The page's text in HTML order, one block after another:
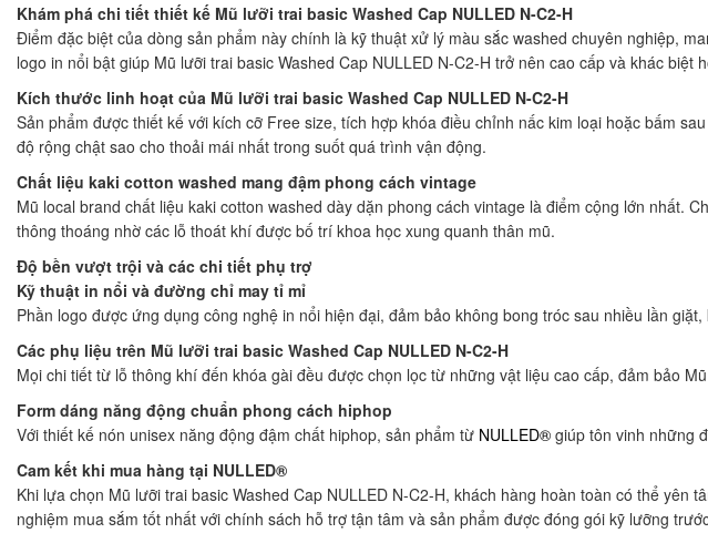
Khám phá chi tiết thiết kế Mũ lưỡi trai basic Washed Cap NULLED N-C2-H
Điểm đặc biệt của dòng sản phẩm này chính là kỹ thuật xử lý màu sắc washed chuyên nghiệp,
logo in nổi bật giúp Mũ lưỡi trai basic Washed Cap NULLED N-C2-H trở nên cao cấp và khác
Kích thước linh hoạt của Mũ lưỡi trai basic Washed Cap NULLED N-C2-H
Sản phẩm được thiết kế với kích cỡ Free size, tích hợp khóa điều chỉnh nấc kim loại hoặc bấm
độ rộng chật sao cho thoải mái nhất trong suốt quá trình vận động.
Chất liệu kaki cotton washed mang đậm phong cách vintage
Mũ local brand chất liệu kaki cotton washed dày dặn phong cách vintage là điểm cộng lớn nhất.
thông thoáng nhờ các lỗ thoát khí được bố trí khoa học xung quanh thân mũ.
Độ bền vượt trội và các chi tiết phụ trợ
Kỹ thuật in nổi và đường chỉ may tỉ mỉ
Phần logo được ứng dụng công nghệ in nổi hiện đại, đảm bảo không bong tróc sau nhiều lần
Các phụ liệu trên Mũ lưỡi trai basic Washed Cap NULLED N-C2-H
Mọi chi tiết từ lỗ thông khí đến khóa gài đều được chọn lọc từ những vật liệu cao cấp, đảm bảo
Form dáng năng động chuẩn phong cách hiphop
Với thiết kế nón unisex năng động đậm chất hiphop, sản phẩm từ NULLED® giúp tôn vinh những
Cam kết khi mua hàng tại NULLED®
Khi lựa chọn Mũ lưỡi trai basic Washed Cap NULLED N-C2-H, khách hàng hoàn toàn có thể
nghiệm mua sắm tốt nhất với chính sách hỗ trợ tận tâm và sản phẩm được đóng gói kỹ lưỡng